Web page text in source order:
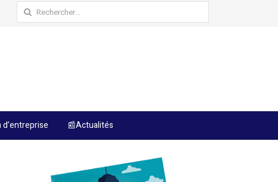
Rechercher :
d’entreprise 📰Actualités